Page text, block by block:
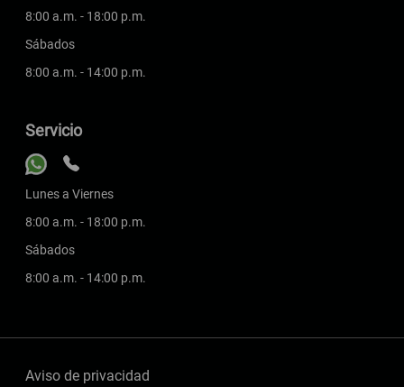
8:00 a.m. - 18:00 p.m.
Sábados
8:00 a.m. - 14:00 p.m.
Servicio
Lunes a Viernes
8:00 a.m. - 18:00 p.m.
Sábados
8:00 a.m. - 14:00 p.m.
Aviso de privacidad